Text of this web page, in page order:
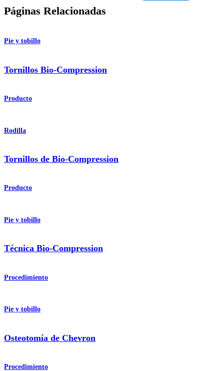
Páginas Relacionadas
Pie y tobillo
Tornillos Bio-Compression
Producto
Rodilla
Tornillos de Bio-Compression
Producto
Pie y tobillo
Técnica Bio-Compression
Procedimiento
Pie y tobillo
Osteotomía de Chevron
Procedimiento